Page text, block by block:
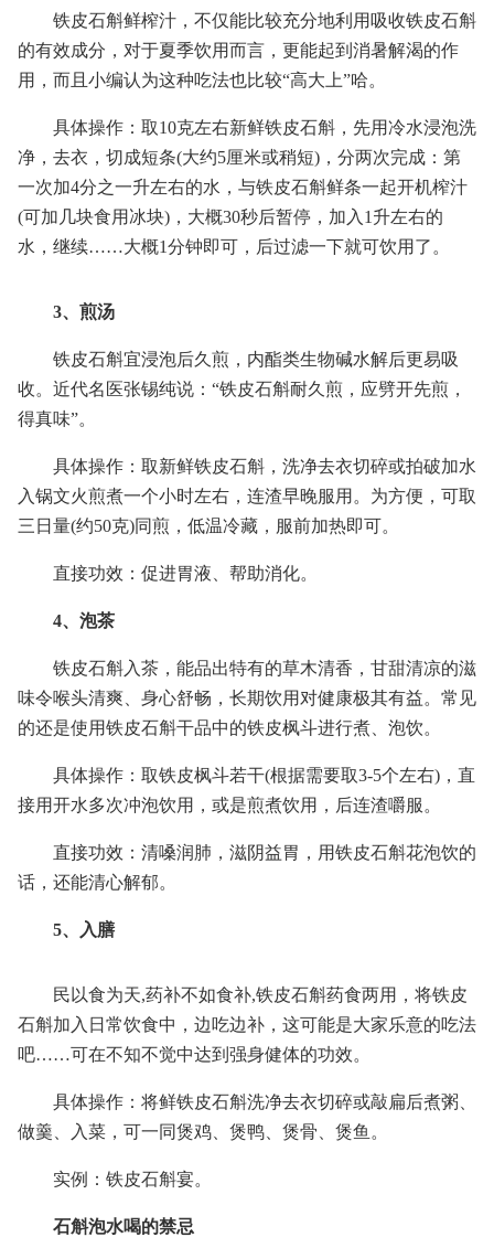
铁皮石斛鲜榨汁，不仅能比较充分地利用吸收铁皮石斛
的有效成分，对于夏季饮用而言，更能起到消暑解渴的作
用，而且小编认为这种吃法也比较“高大上”哈。
具体操作：取10克左右新鲜铁皮石斛，先用冷水浸泡洗
净，去衣，切成短条(大约5厘米或稍短)，分两次完成：第
一次加4分之一升左右的水，与铁皮石斛鲜条一起开机榨汁
(可加几块食用冰块)，大概30秒后暂停，加入1升左右的
水，继续……大概1分钟即可，后过滤一下就可饮用了。
3、煎汤
铁皮石斛宜浸泡后久煎，内酯类生物碱水解后更易吸
收。近代名医张锡纯说：“铁皮石斛耐久煎，应劈开先煎，
得真味”。
具体操作：取新鲜铁皮石斛，洗净去衣切碎或拍破加水
入锅文火煎煮一个小时左右，连渣早晚服用。为方便，可取
三日量(约50克)同煎，低温冷藏，服前加热即可。
直接功效：促进胃液、帮助消化。
4、泡茶
铁皮石斛入茶，能品出特有的草木清香，甘甜清凉的滋
味令喉头清爽、身心舒畅，长期饮用对健康极其有益。常见
的还是使用铁皮石斛干品中的铁皮枫斗进行煮、泡饮。
具体操作：取铁皮枫斗若干(根据需要取3-5个左右)，直
接用开水多次冲泡饮用，或是煎煮饮用，后连渣嚼服。
直接功效：清嗓润肺，滋阴益胃，用铁皮石斛花泡饮的
话，还能清心解郁。
5、入膳
民以食为天,药补不如食补,铁皮石斛药食两用，将铁皮
石斛加入日常饮食中，边吃边补，这可能是大家乐意的吃法
吧……可在不知不觉中达到强身健体的功效。
具体操作：将鲜铁皮石斛洗净去衣切碎或敲扁后煮粥、
做羹、入菜，可一同煲鸡、煲鸭、煲骨、煲鱼。
实例：铁皮石斛宴。
石斛泡水喝的禁忌